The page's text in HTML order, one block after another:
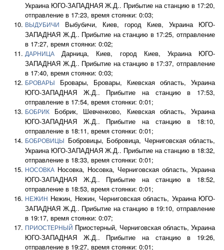
Украина ЮГО-ЗАПАДНАЯ Ж.Д.. Прибытие на станцию в 17:20,
отправление в 17:23, время стоянки: 0:03;
ВЫДУБИЧИ
Выбубичи, Киев, город Киев, Украина ЮГО-
ЗАПАДНАЯ Ж.Д.. Прибытие на станцию в 17:25, отправление
в 17:27, время стоянки: 0:02;
ДАРНИЦА
Дарница, Киев, город Киев, Украина ЮГО-
ЗАПАДНАЯ Ж.Д.. Прибытие на станцию в 17:37, отправление
в 17:40, время стоянки: 0:03;
БРОВАРЫ
Бровары, Бровары, Киевская область, Украина
ЮГО-ЗАПАДНАЯ Ж.Д.. Прибытие на станцию в 17:53,
отправление в 17:54, время стоянки: 0:01;
БОБРИК
Бобрик, Шевченково, Киевская область, Украина
ЮГО-ЗАПАДНАЯ Ж.Д.. Прибытие на станцию в 18:10,
отправление в 18:11, время стоянки: 0:01;
БОБРОВИЦЫ
Бобровицы, Бобровица, Черниговская область,
Украина ЮГО-ЗАПАДНАЯ Ж.Д.. Прибытие на станцию в 18:32,
отправление в 18:33, время стоянки: 0:01;
НОСОВКА Носовка, Носовка, Черниговская область, Украина
ЮГО-ЗАПАДНАЯ Ж.Д.. Прибытие на станцию в 18:52,
отправление в 18:53, время стоянки: 0:01;
НЕЖИН Нежин, Нежин, Черниговская область, Украина ЮГО-
ЗАПАДНАЯ Ж.Д.. Прибытие на станцию в 19:10, отправление
в 19:17, время стоянки: 0:07;
ПРИОСТЕРНЫЙ Приостерный, Черниговская область, Украина
ЮГО-ЗАПАДНАЯ Ж.Д.. Прибытие на станцию в 19:26,
отправление в 19:27, время стоянки: 0:01;